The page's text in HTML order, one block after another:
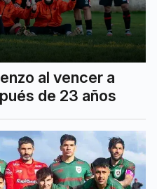
al vencer a
de 23 años